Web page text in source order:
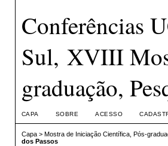
Conferências
Sul, XVIII
graduação,
CAPA SOBRE ACESSO
Capa> Mostra de Iniciação Científica, Pós-
dos Passos